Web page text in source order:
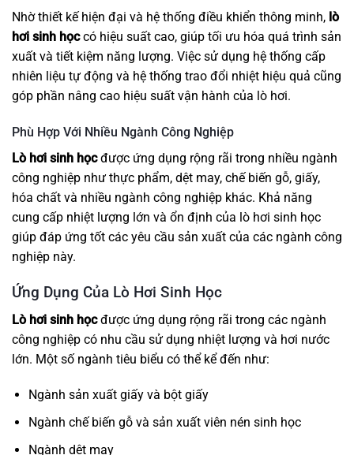
Nhờ thiết kế hiện đại và hệ thống điều khiển thông minh, lò
hơi sinh họccó hiệu suất cao, giúp tối ưu hóa quá trình sản
xuất và tiết kiệm năng lượng. Việc sử dụng hệ thống cấp
nhiên liệu tự động và hệ thống trao đổi nhiệt hiệu quả cũng
góp phần nâng cao hiệu suất vận hành của lò hơi.
Phù Hợp Với Nhiều Ngành Công Nghiệp
Lò hơi sinh họcđược ứng dụng rộng rãi trong nhiều ngành
công nghiệp như thực phẩm, dệt may, chế biến gỗ, giấy,
hóa chất và nhiều ngành công nghiệp khác. Khả năng
cung cấp nhiệt lượng lớn và ổn định của lò hơi sinh học
giúp đáp ứng tốt các yêu cầu sản xuất của các ngành công
nghiệp này.
Ứng Dụng Của Lò Hơi Sinh Học
Lò hơi sinh họcđược ứng dụng rộng rãi trong các ngành
công nghiệp có nhu cầu sử dụng nhiệt lượng và hơi nước
lớn. Một số ngành tiêu biểu có thể kể đến như:
Ngành sản xuất giấy và bột giấy
Ngành chế biến gỗ và sản xuất viên nén sinh học
Ngành dệt may